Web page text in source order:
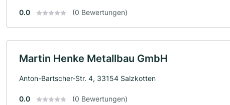
0.0 (0 Bewertungen)
Martin Henke Metallbau GmbH
Anton-Bartscher-Str. 4, 33154 Salzkotten
0.0 (0 Bewertungen)